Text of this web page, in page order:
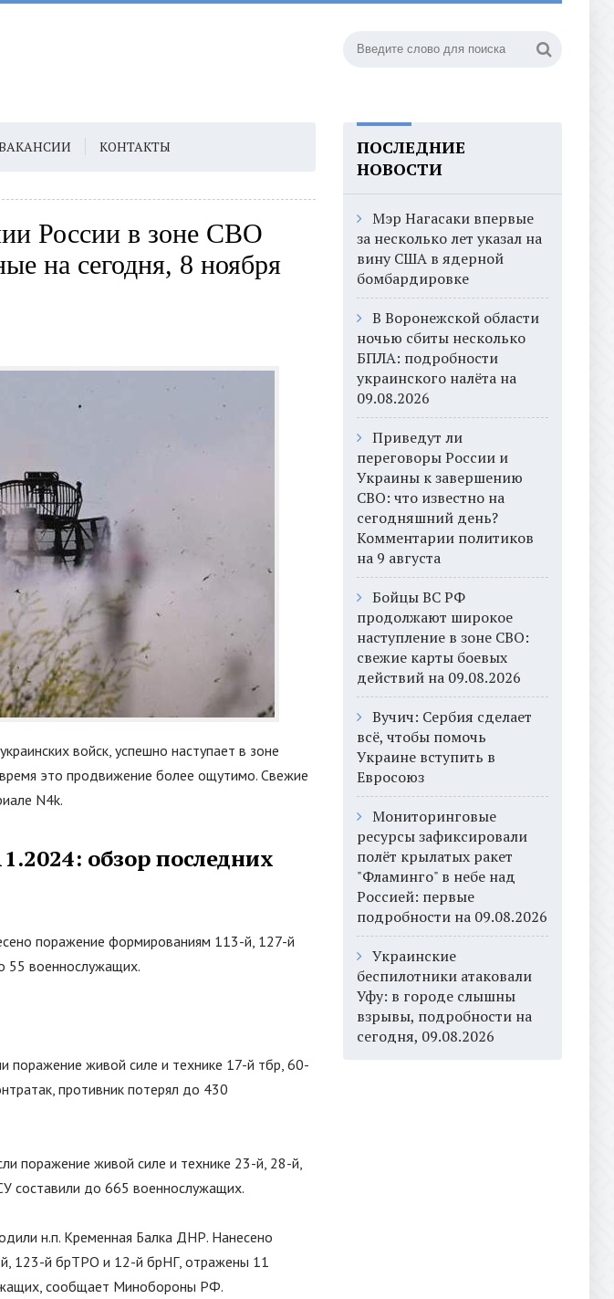
КОНТАКТЫ
России в зоне СВО
на сегодня, 8 ноября
войск, успешно наступает в зоне
это продвижение более ощутимо. Свежие
N4k.
обзор последних
поражение формированиям 113-й, 127-й
55 военнослужащих.
поражение живой силе и технике 17-й тбр, 60-
противник потерял до 430
поражение живой силе и технике 23-й, 28-й,
составили до 665 военнослужащих.
н.п. Кременная Балка ДНР. Нанесено
123-й брТРО и 12-й брНГ, отражены 11
сообщает Минобороны РФ.
ПОСЛЕДНИЕ
НОВОСТИ
Мэр Нагасаки впервые
за несколько лет указал на
вину США в ядерной
бомбардировке
В Воронежской области
ночью сбиты несколько
БПЛА: подробности
украинского налёта на
09.08.2026
Приведут ли
переговоры России и
Украины к завершению
СВО: что известно на
сегодняшний день?
Комментарии политиков
на 9 августа
Бойцы ВС РФ
продолжают широкое
наступление в зоне СВО:
свежие карты боевых
действий на 09.08.2026
Вучич: Сербия сделает
всё, чтобы помочь
Украине вступить в
Евросоюз
Мониторинговые
ресурсы зафиксировали
полёт крылатых ракет
"Фламинго" в небе над
Россией: первые
подробности на 09.08.2026
Украинские
беспилотники атаковали
Уфу: в городе слышны
взрывы, подробности на
сегодня, 09.08.2026